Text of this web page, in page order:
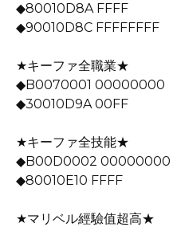
◆80010D8A FFFF
◆90010D8C FFFFFFFF
★キーファ全職業★
◆B0070001 00000000
◆30010D9A 00FF
★キーファ全技能★
◆B00D0002 00000000
◆80010E10 FFFF
★マリベル經驗值超高★